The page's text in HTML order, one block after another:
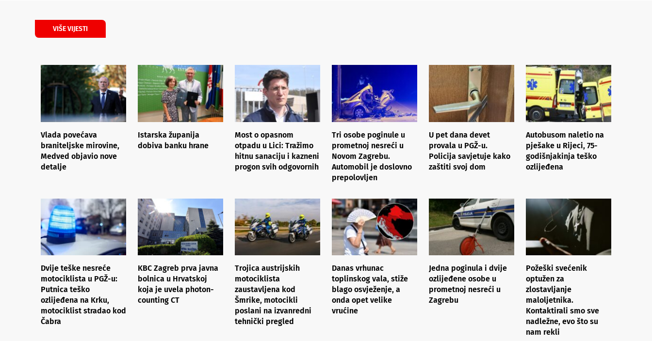
VIŠE VIJESTI
Vlada povećava
braniteljske mirovine,
Medved objavio nove
detalje
Istarska županija
dobiva banku hrane
Most o opasnom
otpadu u Lici: Tražimo
hitnu sanaciju i kazneni
progon svih odgovornih
Tri osobe poginule u
prometnoj nesreći u
Novom Zagrebu.
Automobil je doslovno
prepolovljen
U pet dana devet
provala u PGŽ-u.
Policija savjetuje kako
zaštiti svoj dom
Autobusom naletio na
pješake u Rijeci, 75-
godišnjakinja teško
ozlijeđena
Dvije teške nesreće
motociklista u PGŽ-u:
Putnica teško
ozlijeđena na Krku,
motociklist stradao kod
Čabra
KBC Zagreb prva javna
bolnica u Hrvatskoj
koja je uvela photon-
counting CT
Trojica austrijskih
motociklista
zaustavljena kod
Šmrike, motocikli
poslani na izvanredni
tehnički pregled
Danas vrhunac
toplinskog vala, stiže
blago osvježenje, a
onda opet velike
vrućine
Jedna poginula i dvije
ozlijeđene osobe u
prometnoj nesreći u
Zagrebu
Požeški svećenik
optužen za
zlostavljanje
maloljetnika.
Kontaktirali smo sve
nadležne, evo što su
nam rekli